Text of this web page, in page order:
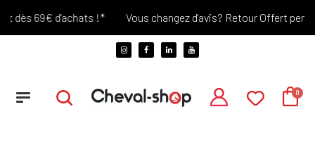
69€ d'achats !* Vous changez d'avis? Retour Offert